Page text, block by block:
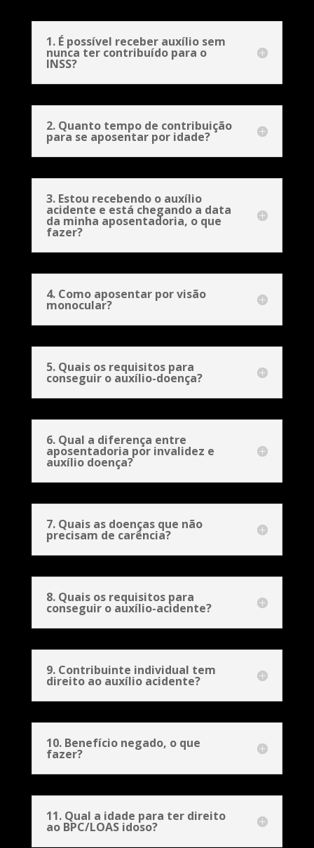
1. É possível receber auxílio sem
nunca ter contribuído para o
INSS?
2. Quanto tempo de contribuição
para se aposentar por idade?
3. Estou recebendo o auxílio
acidente e está chegando a data
da minha aposentadoria, o que
fazer?
4. Como aposentar por visão
monocular?
5. Quais os requisitos para
conseguir o auxílio-doença?
6. Qual a diferença entre
aposentadoria por invalidez e
auxílio doença?
7. Quais as doenças que não
precisam de carência?
8. Quais os requisitos para
conseguir o auxílio-acidente?
9. Contribuinte individual tem
direito ao auxílio acidente?
10. Benefício negado, o que
fazer?
11. Qual a idade para ter direito
ao BPC/LOAS idoso?